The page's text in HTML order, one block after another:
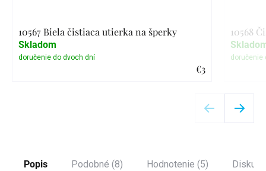
10567 Biela čistiaca utierka na šperky
€3
Skladom
10568
Popis Podobné (8) Hodnotenie (5)